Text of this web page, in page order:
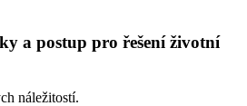
a postup pro řešení životní
náležitostí.